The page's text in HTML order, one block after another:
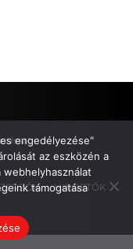
HIRDETŐK
engedélyezése"
az eszközén a
webhelyhasználat
támogatása